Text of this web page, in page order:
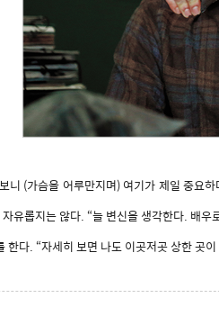
니 (가슴을 어루만지며) 여기가 제일 중요
유롭지는 않다. “늘 변신을 생각한다. 배
한다. “자세히 보면 나도 이곳저곳 상한 곳